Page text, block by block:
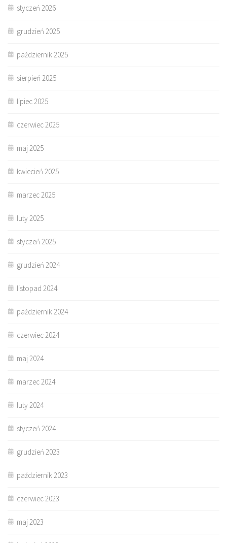
styczeń 2026
grudzień 2025
październik 2025
sierpień 2025
lipiec 2025
czerwiec 2025
maj 2025
kwiecień 2025
marzec 2025
luty 2025
styczeń 2025
grudzień 2024
listopad 2024
październik 2024
czerwiec 2024
maj 2024
marzec 2024
luty 2024
styczeń 2024
grudzień 2023
październik 2023
czerwiec 2023
maj 2023